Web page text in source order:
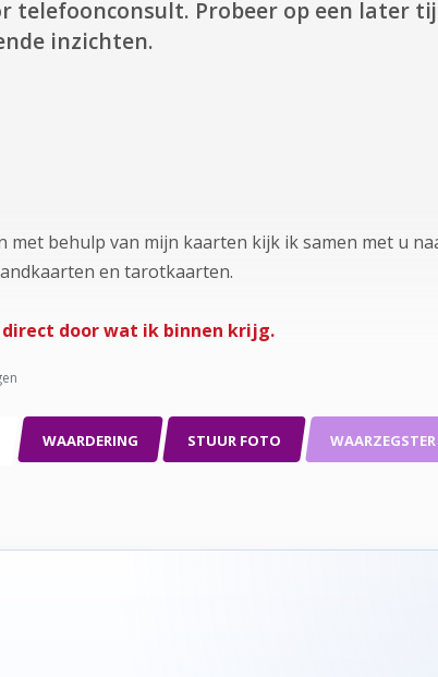
telefoonconsult. Probeer op een later
inzichten.
met behulp van mijn kaarten kijk ik samen met u
en tarotkaarten.
door wat ik binnen krijg.
WAARDERING STUUR FOTO